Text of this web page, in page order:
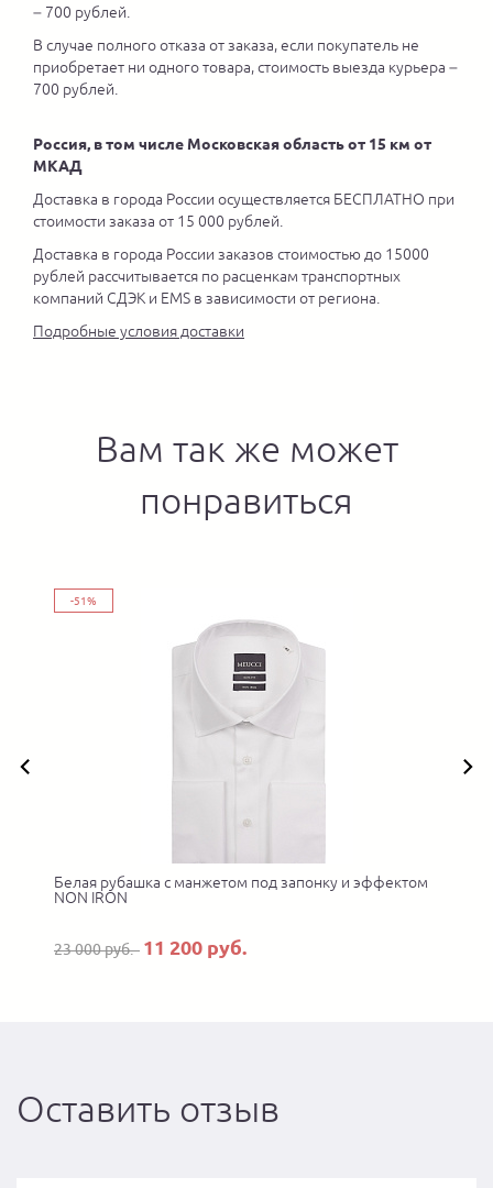
– 700 рублей.
В случае полного отказа от заказа, если покупатель не
приобретает ни одного товара, стоимость выезда курьера –
700 рублей.
Россия, в том числе Московская область от 15 км от
МКАД
Доставка в города России осуществляется БЕСПЛАТНО при
стоимости заказа от 15 000 рублей.
Доставка в города России заказов стоимостью до 15000
рублей рассчитывается по расценкам транспортных
компаний СДЭК и EMS в зависимости от региона.
Подробные условия доставки
Вам так же может
понравиться
-51%
Белая рубашка с манжетом под запонку и эффектом
NON IRON
23 000 руб. 11 200 руб.
Оставить отзыв